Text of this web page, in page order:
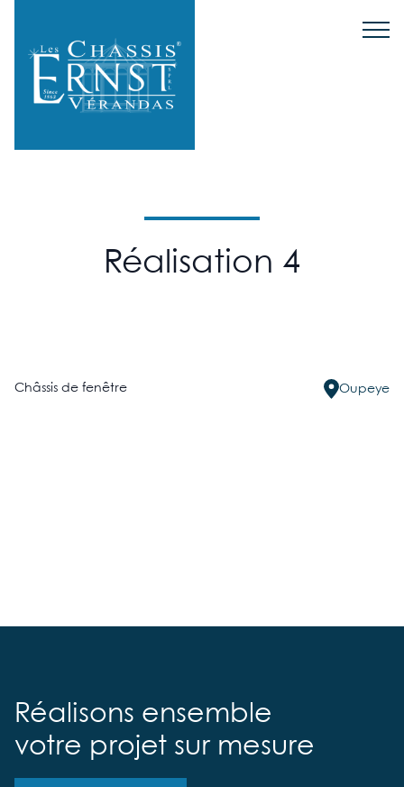
Réalisation 4
Châssis de fenêtre Oupeye
Réalisons ensemble
votre projet sur mesure